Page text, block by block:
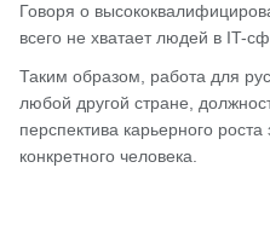
Говоря о
всего не хватает людей в IT-
Таким образом, работа для
любой другой стране,
перспектива карьерного
конкретного человека.